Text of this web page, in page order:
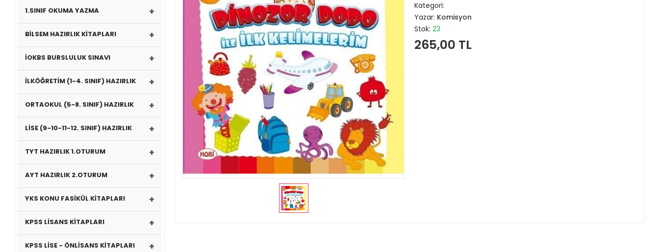
1.SINIF OKUMA YAZMA +
BİLSEM HAZIRLIK KİTAPLARI +
İOKBS BURSLULUK SINAVI +
İLKÖĞRETİM (1-4. SINIF) HAZIRLIK +
ORTAOKUL (5-8. SINIF) HAZIRLIK +
LİSE (9-10-11-12. SINIF) HAZIRLIK +
TYT HAZIRLIK 1.OTURUM +
AYT HAZIRLIK 2.OTURUM +
YKS KONU FASİKÜL KİTAPLARI +
KPSS LİSANS KİTAPLARI +
KPSS LİSE - ÖNLİSANS KİTAPLARI +
Kategori:
Yazar: Komisyon
Stok: 23
265,00 TL